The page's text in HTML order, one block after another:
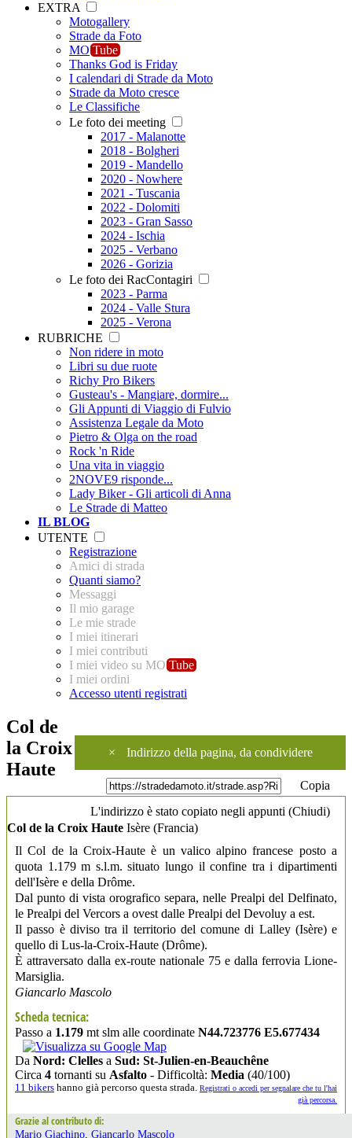
EXTRA
Motogallery
Strade da Foto
MO Tube
Thanks God is Friday
I calendari di Strade da Moto
Strade da Moto cresce
Le Classifiche
Le foto dei meeting
2017 - Malanotte
2018 - Bolgheri
2019 - Mandello
2020 - Nowhere
2021 - Tuscania
2022 - Dolomiti
2023 - Gran Sasso
2024 - Ischia
2025 - Verbano
2026 - Gorizia
Le foto dei RacContagiri
2023 - Parma
2024 - Valle Stura
2025 - Verona
RUBRICHE
Non ridere in moto
Libri su due ruote
Richy Pro Bikers
Gusteau's - Mangiare, dormire...
Gli Appunti di Viaggio di Fulvio
Assistenza Legale da Moto
Pietro & Olga on the road
Rock 'n Ride
Una vita in viaggio
2NOVE9 risponde...
Lady Biker - Gli articoli di Anna
Le Strade di Matteo
IL BLOG
UTENTE
Registrazione
Amici di strada
Quanti siamo?
Messaggi
Il mio garage
Le mie strade
I miei itinerari
I miei contributi
I miei video su MO Tube
I miei ordini
Accesso utenti registrati
× Indirizzo della pagina, da condividere
Copia
L'indirizzo è stato copiato negli appunti (Chiudi)
Col de
la Croix
Haute
Col de la Croix Haute Isère (Francia)
Il Col de la Croix-Haute è un valico alpino francese posto a
quota 1.179 m s.l.m. situato lungo il confine tra i dipartimenti
dell'Isère e della Drôme.
Dal punto di vista orografico separa, nelle Prealpi del Delfinato,
le Prealpi del Vercors a ovest dalle Prealpi del Devoluy a est.
Il passo è diviso tra il territorio del comune di Lalley (Isère) e
quello di Lus-la-Croix-Haute (Drôme).
È attraversato dalla ex-route nationale 75 e dalla ferrovia Lione-
Marsiglia.
Giancarlo Mascolo
Scheda tecnica:
Passo a 1.179 mt slm alle coordinate N44.723776 E5.677434
Da Nord: Clelles a Sud: St-Julien-en-Beauchêne
Circa 4 tornanti su Asfalto - Difficoltà: Media (40/100)
11 bikers hanno già percorso questa strada. Registrati o accedi per segnalare che tu l'hai
già percorsa.
Grazie al contributo di:
Mario Giachino Giancarlo Mascolo